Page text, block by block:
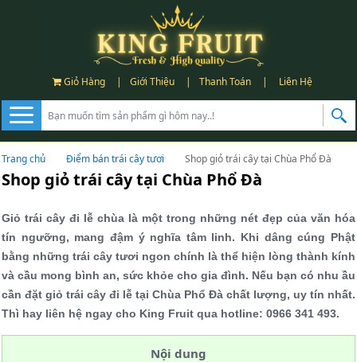
Giỏ Hàng | Giới Thiệu | Thanh Toán | Liên Hệ
Trang chủ Điểm bán trái cây tươi Shop giỏ trái cây tại Chùa Phổ Đà
Shop giỏ trái cây tại Chùa Phổ Đà
Giỏ trái cây đi lễ chùa là một trong những nét đẹp của văn hóa
tín ngưỡng, mang đậm ý nghĩa tâm linh. Khi dâng cúng Phật
bằng những trái cây tươi ngon chính là thể hiện lòng thành kính
và cầu mong bình an, sức khỏe cho gia đình. Nếu bạn có nhu ầu
cần đặt giỏ trái cây đi lễ tại Chùa Phổ Đà chất lượng, uy tín nhất.
Thì hay liên hệ ngay cho King Fruit qua hotline: 0966 341 493.
Nội dung